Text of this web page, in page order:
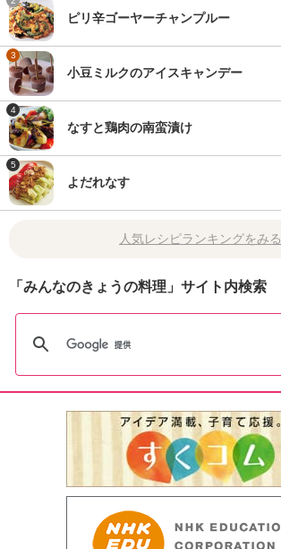
ピリ辛ゴーヤーチャンプルー
3
小豆ミルクのアイスキャンデー
4
なすと鶏肉の南蛮漬け
5
よだれなす
人気レシピランキングをみる
「みんなのきょうの料理」サイト内検索